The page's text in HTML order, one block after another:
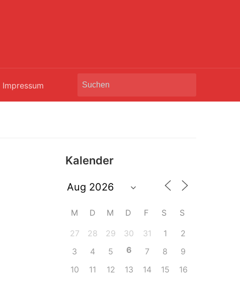
Impressum
Search
Kalender
M D M D F S S
27 28 29 30 31 1
2
3
4 5 6 7 8
9
10
11 12 13 14 15
16